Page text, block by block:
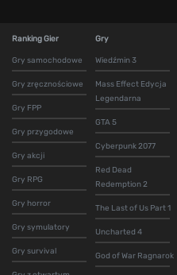
Ranking Gier
Gry samochodowe
Gry zręcznościowe
Gry FPP
Gry przygodowe
Gry akcji
Gry RPG
Gry horror
Gry symulatory
Gry survival
Gry
Wiedźmin 3
Mass Effect Edycja
Legendarna
GTA 5
Cyberpunk 2077
Red Dead
Redemption 2
The Last of Us Part 1
Uncharted 4
God of War Ragnarok